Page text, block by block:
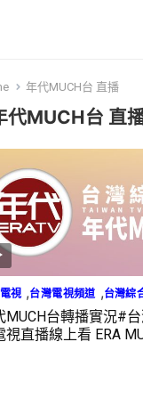
年代MUCH台 直播
代MUCH台 直
視 ,台灣電視頻道 ,台灣綜
MUCH台轉播實況#
視直播線上看 ERA